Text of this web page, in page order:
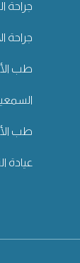
جراحة
جراحة
طب
طب
عيادة